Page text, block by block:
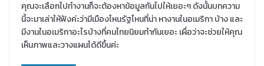
คุณจะเลือกไปทำงานก็จะต้องหาข้อมูลกันไปให้เยอะๆ ดังนั้นบทความ
นี้จะมาเล่าให้ฟังค่ะว่ามีเมืองไหนรัฐไหนที่น่า หางานในอเมริกา บ้าง และ
มีงานในอเมริกาอะไรบ้างที่คนไทยนิยมทำกันเยอะ เผื่อว่าจะช่วยให้คุณ
เห็นภาพและวางแผนได้ดีขึ้นค่ะ